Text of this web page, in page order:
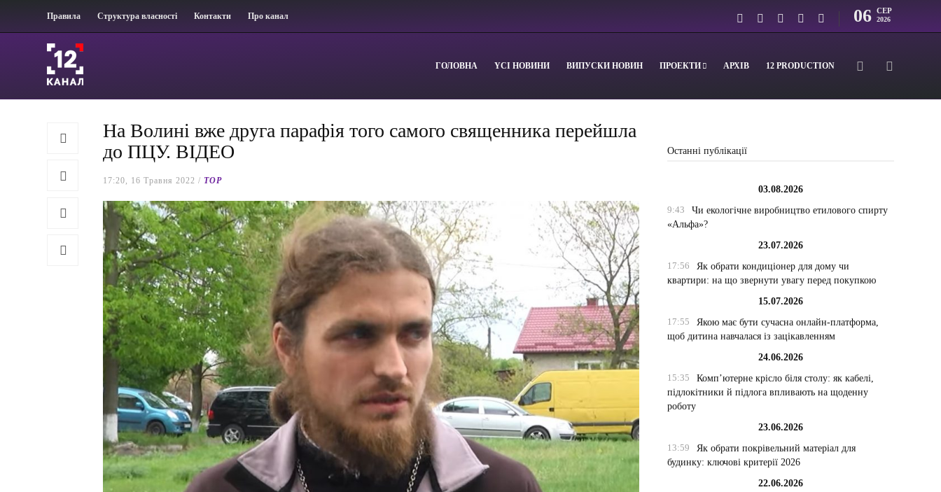
Правила Структура власності Контакти Про канал 06 СЕР
2026
ГОЛОВНА YСІ НОВИНИ ВИПУСКИ НОВИН ПРОЕКТИ АРХІВ 12 PRODUCTION
На Волині вже друга парафія того самого священника перейшла
до ПЦУ. ВІДЕО
17:20, 16 Травня 2022 / TOP
Останні публікації
03.08.2026
9:43
Чи екологічне виробництво етилового спирту
«Альфа»?
23.07.2026
17:56
Як обрати кондиціонер для дому чи
квартири: на що звернути увагу перед покупкою
15.07.2026
17:55
Якою має бути сучасна онлайн-платформа,
щоб дитина навчалася із зацікавленням
24.06.2026
15:35
Комп’ютерне крісло біля столу: як кабелі,
підлокітники й підлога впливають на щоденну
роботу
23.06.2026
13:59
Як обрати покрівельний матеріал для
будинку: ключові критерії 2026
22.06.2026